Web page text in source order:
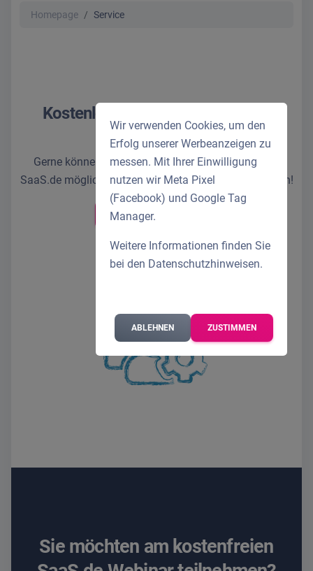
Homepage Service
Kostenloses Beratungsgespräch
vereinbaren
Gerne können wir telefonisch besprechen, was mit
SaaS.de möglich ist und wie wir Ihren Bedarf abdecken!
KONTAKT AUFNEHMEN
Sie möchten am kostenfreien
Wir verwenden Cookies, um den
Erfolg unserer Werbeanzeigen zu
messen. Mit Ihrer Einwilligung
nutzen wir Meta Pixel
(Facebook) und Google Tag
Manager.
Weitere Informationen finden Sie
bei den Datenschutzhinweisen.
ABLEHNEN ZUSTIMMEN